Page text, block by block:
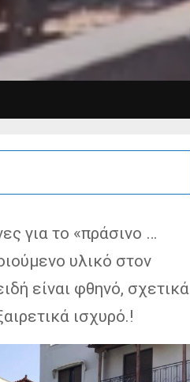
για το «πράσινο …
υλικό στον
είναι φθηνό, σχετικά
ισχυρό.!